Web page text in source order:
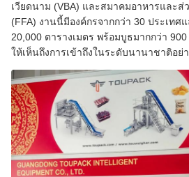
เวียดนาม (VBA) และสมาคมอาหารและ
(FFA) งานนี้มีองค์กรจากกว่า 30 ประเท
20,000 ตารางเมตร พร้อมบูธมากกว่า
ให้เห็นถึงการเข้าถึงในระดับนานาชาติอย่